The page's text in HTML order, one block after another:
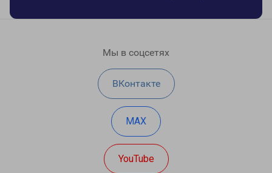
Мы в соцсетях
ВКонтакте
MAX
YouTube